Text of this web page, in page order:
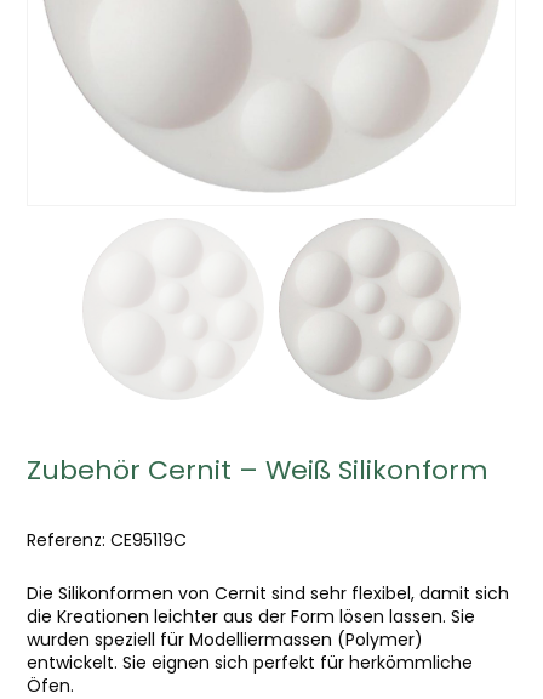
Zubehör Cernit – Weiß Silikonform
Referenz: CE95119C
Die Silikonformen von Cernit sind sehr flexibel, damit sich
die Kreationen leichter aus der Form lösen lassen. Sie
wurden speziell für Modelliermassen (Polymer)
entwickelt. Sie eignen sich perfekt für herkömmliche
Öfen.